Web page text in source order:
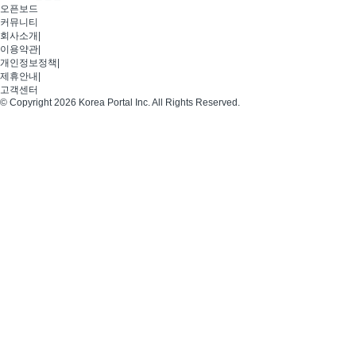
오픈보드
커뮤니티
회사소개
이용약관
개인정보정책
제휴안내
고객센터
© Copyright 2026 Korea Portal Inc. All Rights Reserved.